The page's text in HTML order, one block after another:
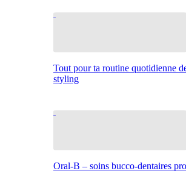
Tout pour ta routine quotidienne
styling
Oral-B – soins bucco-dentaires